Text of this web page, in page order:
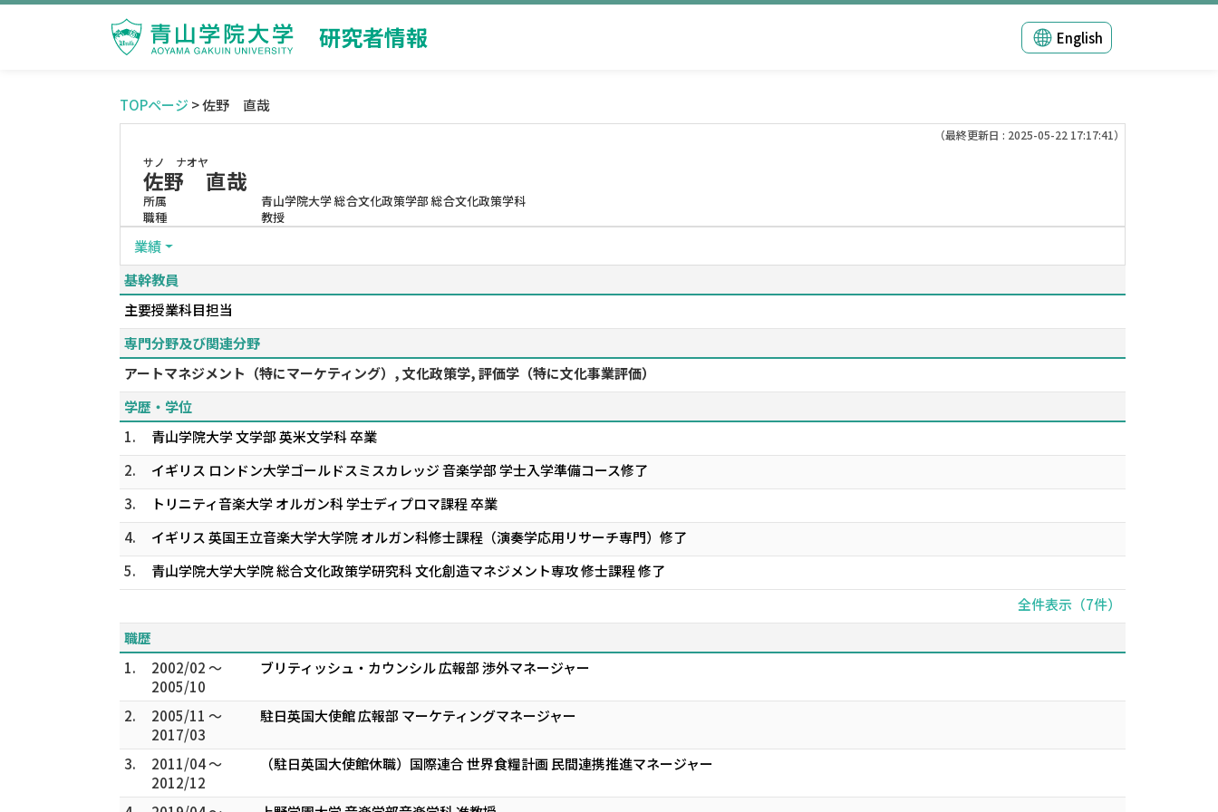
研究者情報 English
TOPページ > 佐野 直哉
（最終更新日 : 2025-05-22 17:17:41）
サノ ナオヤ
佐野 直哉
所属
青山学院大学 総合文化政策学部 総合文化政策学科
職種
教授
業績
基幹教員
主要授業科目担当
専門分野及び関連分野
アートマネジメント（特にマーケティング）, 文化政策学, 評価学（特に文化事業評価）
学歴・学位
1.
青山学院大学 文学部 英米文学科 卒業
2.
イギリス ロンドン大学ゴールドスミスカレッジ 音楽学部 学士入学準備コース修了
3.
トリニティ音楽大学 オルガン科 学士ディプロマ課程 卒業
4.
イギリス 英国王立音楽大学大学院 オルガン科修士課程（演奏学応用リサーチ専門）修了
5.
青山学院大学大学院 総合文化政策学研究科 文化創造マネジメント専攻 修士課程 修了
全件表示（7件）
職歴
1.
2002/02 ～
2005/10
ブリティッシュ・カウンシル 広報部 渉外マネージャー
2.
2005/11 ～
2017/03
駐日英国大使館 広報部 マーケティングマネージャー
3.
2011/04 ～
2012/12
（駐日英国大使館休職）国際連合 世界食糧計画 民間連携推進マネージャー